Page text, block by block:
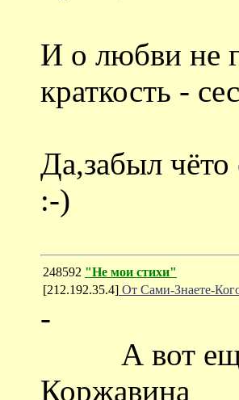
И о любви не
краткость -
Да,забыл
:-)
248592 "Не мои стихи"
[212.192.35.4] От Сами-Знаете-
-
А вот
Коржавина